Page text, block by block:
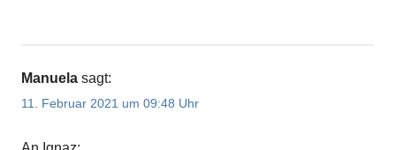
Manuela sagt:
11. Februar 2021 um 09:48 Uhr